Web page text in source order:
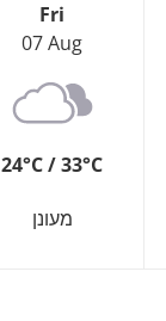
Fri
07 Aug
24°C / 33°C
מעונן